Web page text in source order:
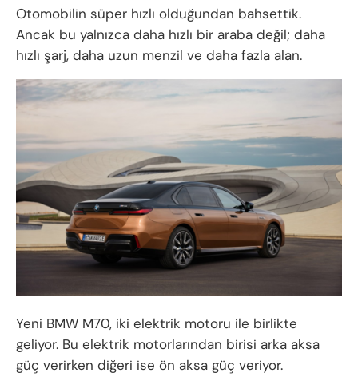
Otomobilin süper hızlı olduğundan bahsettik.
Ancak bu yalnızca daha hızlı bir araba değil; daha
hızlı şarj, daha uzun menzil ve daha fazla alan.
Yeni BMW M70, iki elektrik motoru ile birlikte
geliyor. Bu elektrik motorlarından birisi arka aksa
güç verirken diğeri ise ön aksa güç veriyor.